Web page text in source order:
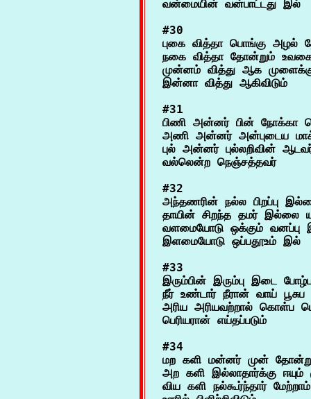
#30
புகை வித்தா பொங்கு அழல்
நகை வித்தா தோன்றும்
முன்னம் வித்து ஆக
#31
பிணி அன்னர் பின் நோக்கா
அணி அன்னர் அன்புடைய
புல் அன்னர் புல்லறிவின்
#32
அந்தணரின் நல்ல பிறப்பு
தாயின் சிறந்த தமர் இல்லை
வளமையோடு ஒக்கும்
#33
இரும்பின் இரும்பு இடை
நீர் உண்டார் நீரான் வாய் பூசுப
அரிய அரியவற்றால் கொள்ப
#34
மற களி மன்னர் முன்
அற களி இல்லாதார்க்கு
விய களி நல்கூர்ந்தார்